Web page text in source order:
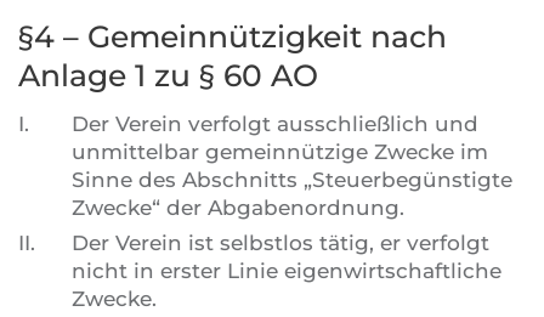
§4 – Gemeinnützigkeit nach
Anlage 1 zu § 60 AO
I.
Der Verein verfolgt ausschließlich und
unmittelbar gemeinnützige Zwecke im
Sinne des Abschnitts „Steuerbegünstigte
Zwecke“ der Abgabenordnung.
II.
Der Verein ist selbstlos tätig, er verfolgt
nicht in erster Linie eigenwirtschaftliche
Zwecke.